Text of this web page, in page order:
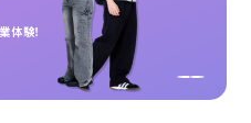
体験！